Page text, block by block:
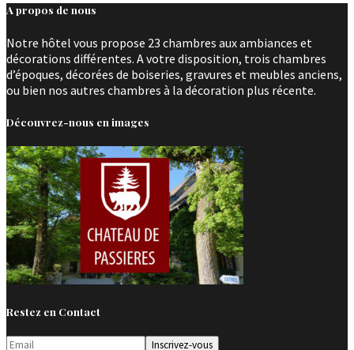
A propos de nous
Notre hôtel vous propose 23 chambres aux ambiances et
décorations différentes. A votre disposition, trois chambres
d’époques, décorées de boiseries, gravures et meubles anciens,
ou bien nos autres chambres à la décoration plus récente.
Découvrez-nous en images
Restez en Contact